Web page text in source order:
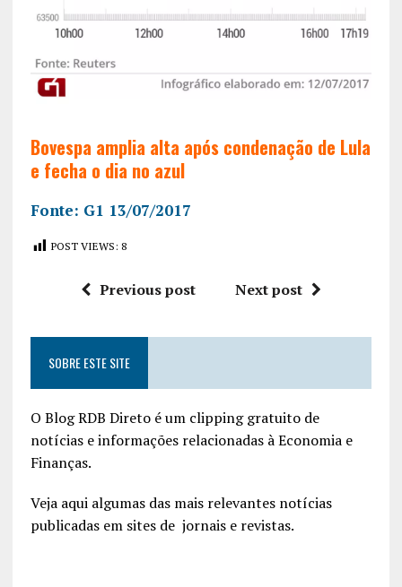
Bovespa amplia alta após condenação de Lula
e fecha o dia no azul
Fonte: G1 13/07/2017
POST VIEWS: 8
Previous post Next post
SOBRE ESTE SITE
O Blog RDB Direto é um clipping gratuito de
notícias e informações relacionadas à Economia e
Finanças.
Veja aqui algumas das mais relevantes notícias
publicadas em sites de jornais e revistas.